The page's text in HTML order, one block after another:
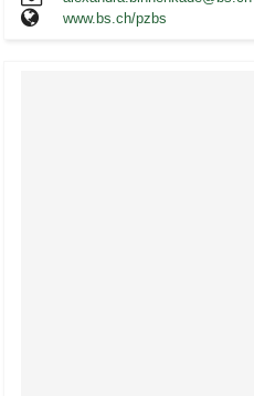
www.bs.ch/pzbs